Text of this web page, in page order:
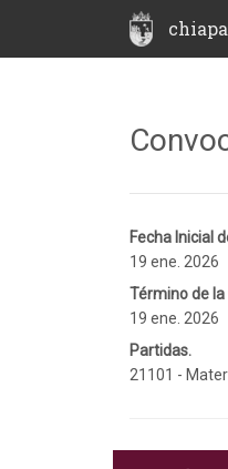
Fecha Inicial
19 ene. 2026
Término de
19 ene. 2026
Partidas.
21101 -